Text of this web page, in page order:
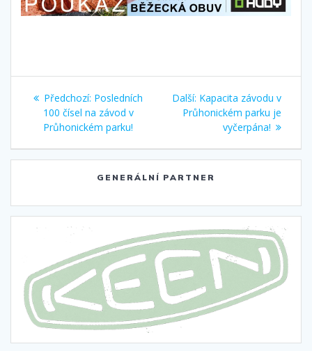
Navigace
pro
příspěvek
Předchozí: Předchozí
příspěvek:
Posledních
100 čísel na závod v
Průhonickém parku!
Další: Další
příspěvek:
Kapacita závodu v
Průhonickém parku je
vyčerpána!
GENERÁLNÍ PARTNER